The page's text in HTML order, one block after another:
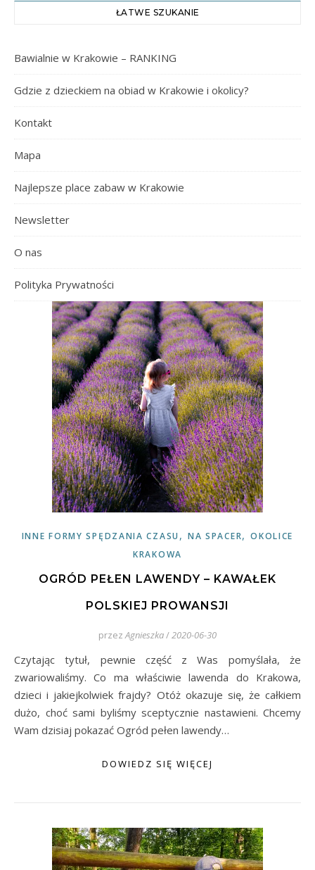
ŁATWE SZUKANIE
Bawialnie w Krakowie – RANKING
Gdzie z dzieckiem na obiad w Krakowie i okolicy?
Kontakt
Mapa
Najlepsze place zabaw w Krakowie
Newsletter
O nas
Polityka Prywatności
INNE FORMY SPĘDZANIA CZASU , NA SPACER,OKOLICE
KRAKOWA
OGRÓD PEŁEN LAWENDY – KAWAŁEK
POLSKIEJ PROWANSJI
przez Agnieszka/2020-06-30
Czytając tytuł, pewnie część z Was pomyślała, że
zwariowaliśmy. Co ma właściwie lawenda do Krakowa,
dzieci i jakiejkolwiek frajdy? Otóż okazuje się, że całkiem
dużo, choć sami byliśmy sceptycznie nastawieni. Chcemy
Wam dzisiaj pokazać Ogród pełen lawendy…
DOWIEDZ SIĘ WIĘCEJ